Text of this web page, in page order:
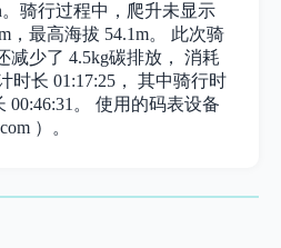
骑行过程中，爬升未显示
，最高海拔 54.1m。 此次骑
减少了 4.5kg碳排放， 消耗
时长 01:17:25， 其中骑行时
00:46:31。 使用的码表设备
）。